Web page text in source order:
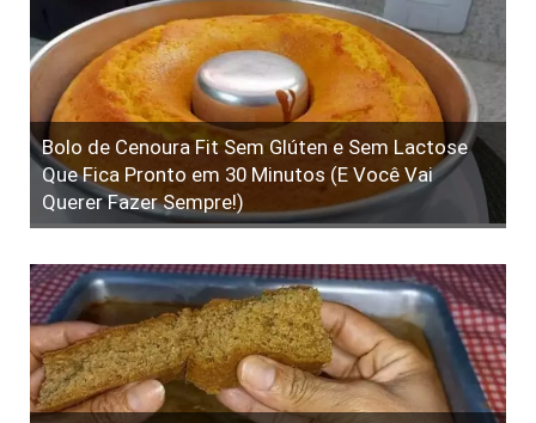
Bolo de Cenoura Fit Sem Glúten e Sem Lactose
Que Fica Pronto em 30 Minutos (E Você Vai
Querer Fazer Sempre!)